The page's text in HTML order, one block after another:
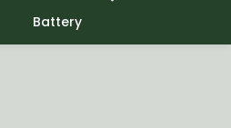
Battery
Öle und Fette